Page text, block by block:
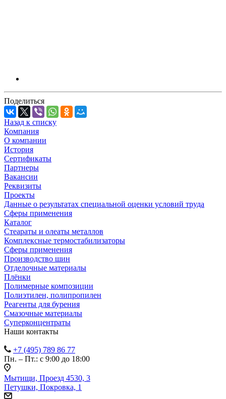
Поделиться
Назад к списку
Компания
О компании
История
Сертификаты
Партнеры
Вакансии
Реквизиты
Проекты
Данные о результатах специальной оценки условий труда
Сферы применения
Каталог
Стеараты и олеаты металлов
Комплексные термостабилизаторы
Сферы применения
Производство шин
Отделочные материалы
Плёнки
Полимерные композиции
Полиэтилен, полипропилен
Реагенты для бурения
Смазочные материалы
Суперконцентраты
Наши контакты
+7 (495) 789 86 77
Пн. – Пт.: с 9:00 до 18:00
Мытищи, Проезд 4530, 3
Петушки, Покровка, 1